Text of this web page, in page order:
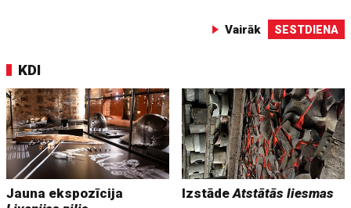
Vairāk SESTDIENA
KDI
Jauna ekspozīcija
IzstādeAtstātās liesmas